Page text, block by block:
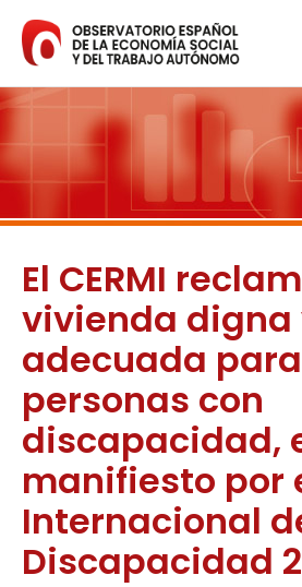
contenido
El CERMI
vivienda digna
adecuada
personas con
discapacidad,
manifiesto por
Internacional
Discapacidad